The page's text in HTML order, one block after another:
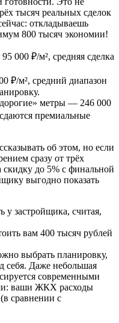
тысяч реальных сделок
откладываешь
800 тысяч экономии!
000 ₽/м², средняя сделка
₽/м², средний диапазон
метры — 246 000
премиальные
об этом, но если
сразу от трёх
до 5% с финальной
выгодно показать
у застройщика, считая,
вам 400 тысяч рублей
выбрать планировку,
себя. Даже небольшая
современными
ваши ЖКХ расходы
сравнении с